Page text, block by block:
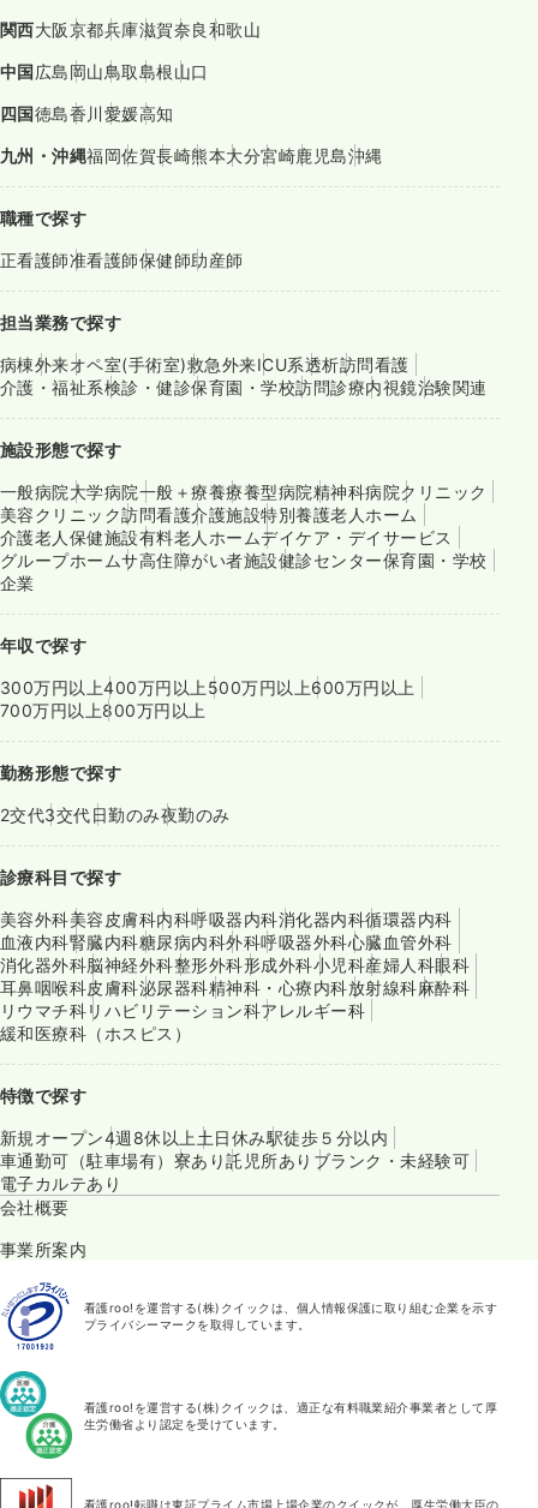
関西大阪京都兵庫滋賀奈良和歌山
中国広島岡山鳥取島根山口
四国徳島香川愛媛高知
九州・沖縄福岡佐賀長崎熊本大分宮崎鹿児島沖縄
職種で探す
正看護師准看護師保健師助産師
担当業務で探す
病棟外来オペ室(手術室)救急外来ICU系透析訪問看護
介護・福祉系検診・健診保育園・学校訪問診療内視鏡治験関連
施設形態で探す
一般病院大学病院一般＋療養療養型病院精神科病院クリニック
美容クリニック訪問看護介護施設特別養護老人ホーム
介護老人保健施設有料老人ホームデイケア・デイサービス
グループホームサ高住障がい者施設健診センター保育園・学校
企業
年収で探す
300万円以上400万円以上 500万円以上600万円以上
700万円以上800万円以上
勤務形態で探す
2交代3交代日勤のみ夜勤のみ
診療科目で探す
美容外科美容皮膚科内科呼吸器内科消化器内科循環器内科
血液内科腎臓内科糖尿病内科外科呼吸器外科心臓血管外科
消化器外科脳神経外科整形外科形成外科小児科産婦人科眼科
耳鼻咽喉科皮膚科泌尿器科精神科・心療内科放射線科麻酔科
リウマチ科リハビリテーション科アレルギー科
緩和医療科（ホスピス）
特徴で探す
新規オープン4週8休以上 土日休み駅徒歩５分以内
車通勤可（駐車場有） 寮あり託児所あり ブランク・未経験可
電子カルテあり
会社概要
事業所案内
看護roo!を運営する(株)クイックは、個人情報保護に取り組む企業を示す
プライバシーマークを取得しています。
看護roo!を運営する(株)クイックは、適正な有料職業紹介事業者として厚
生労働省より認定を受けています。
看護roo!転職は東証プライム市場上場企業のクイックが、厚生労働大臣の